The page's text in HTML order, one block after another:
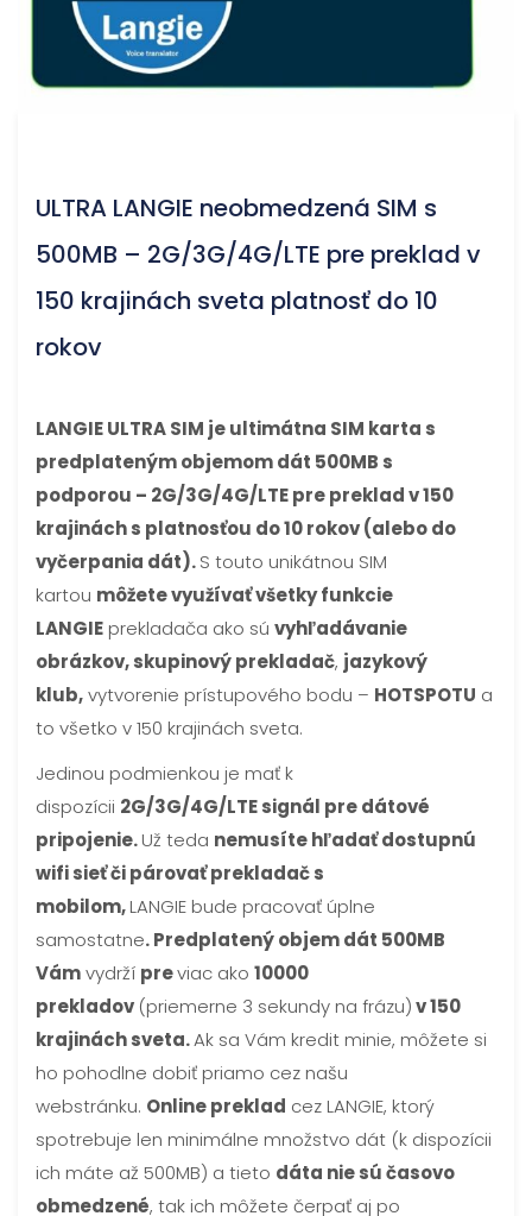
ULTRA LANGIE neobmedzená SIM s
500MB – 2G/3G/4G/LTE pre preklad v
150 krajinách sveta platnosť do 10
rokov
LANGIE ULTRA SIM je ultimátna SIM karta s
predplateným objemom dát 500MB s
podporou – 2G/3G/4G/LTE pre preklad v 150
krajinách s platnosťou do 10 rokov (alebo do
vyčerpania dát).S touto unikátnou SIM
kartou môžete využívať všetky funkcie
LANGIE prekladača ako sú vyhľadávanie
obrázkov, skupinový prekladač, jazykový
klub,vytvorenie prístupového bodu – HOTSPOTU a
to všetko v 150 krajinách sveta.
Jedinou podmienkou je mať k
dispozícii 2G/3G/4G/LTE signál pre dátové
pripojenie.Už teda nemusíte hľadať dostupnú
wifi sieť či párovať prekladač s
mobilom,LANGIE bude pracovať úplne
samostatne. Predplatený objem dát 500MB
Vámvydrží previac ako 10000
prekladov (priemerne 3 sekundy na frázu)v 150
krajinách sveta.Ak sa Vám kredit minie, môžete si
ho pohodlne dobiť priamo cez našu
webstránku. Online preklad cez LANGIE, ktorý
spotrebuje len minimálne množstvo dát (k dispozícii
ich máte až 500MB) a tieto dáta nie sú časovo
obmedzené, tak ich môžete čerpať aj po